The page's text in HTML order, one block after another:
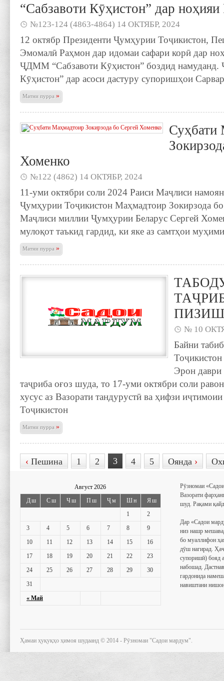
“Сабзавоти Кӯҳистон” дар
№123-124 (4863-4864) 14 ОКТЯБР, 2024
12 октябр Президенти Ҷумҳурии Тоҷикистон,
Эмомалӣ Раҳмон дар идомаи сафари корӣ дар
ҶДММ “Сабзавоти Кӯҳистон” боздид
Кӯҳистон” дар асоси дастуру супоришҳои
Матни пурра»
Суҳбати
Хоменко
№122 (4862) 14 ОКТЯБР, 2024
11-уми октябри соли 2024 Раиси Маҷлиси
Ҷумҳурии Тоҷикистон Маҳмадтоир Зокирзода
Маҷлиси миллии Ҷумҳурии Беларус Сергей
мулоқот таъкид гардид, ки яке аз самтҳои муҳими
Матни пурра»
№ 10
Байни
Эрон даври
таҷриба оғоз шуда, то 17-уми октябри соли
хусус аз Вазорати тандурустӣ ва ҳифзи
Тоҷикистон
Матни пурра»
‹ Пешина 1 2 3 4 5 Оянда ›
Август 2026
Дш
Сш Чш Пш Ҷм Шн Яш
« Май
1
2
3
4 5 6 7 8
9
10
11 12 13 14 15
16
17
18 19 20 21 22
23
24
25 26 27 28 29
30
31
Рӯзномаи
Вазорати
шуд. Рақами
Дар «Садои
низ нашр
бо муаллифон
дӯш нагирад.
супоришӣ) бояд
набошад.
гардонида
навиштани
Ҳамаи ҳуқуқҳо ҳимоя шудаанд © 2014 - Рӯзномаи "Садои мардум".